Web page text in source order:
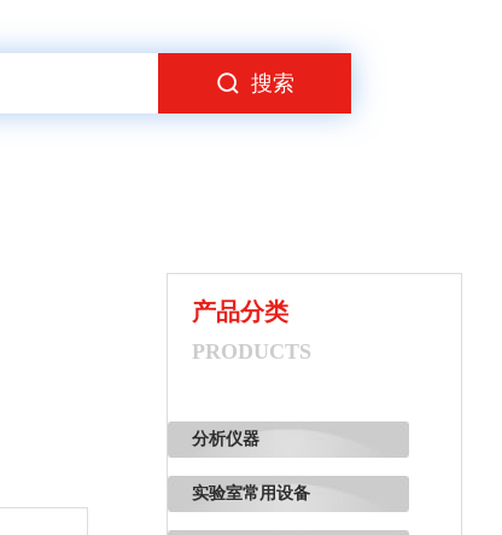
搜索
产品分类
PRODUCTS
分析仪器
实验室常用设备